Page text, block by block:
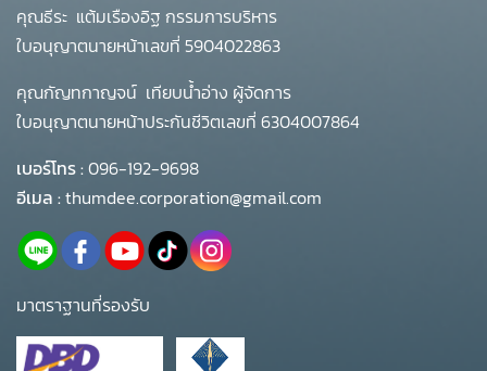
คุณธีระ แต้มเรืองอิฐ กรรมการบริหาร
ใบอนุญาตนายหน้าเลขที่ 5904022863
คุณกัญทกาญจน์ เทียบน้ำอ่าง ผู้จัดการ
ใบอนุญาตนายหน้าประกันชีวิตเลขที่ 6304007864
เบอร์โทร :096-192-9698
อีเมล :thumdee.corporation@gmail.com
มาตราฐานที่รองรับ